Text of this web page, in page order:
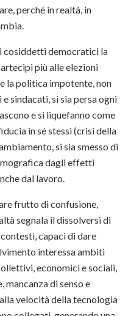
perché in realtà, in
cosiddetti democratici la
più alle elezioni
la politica impotente, non
sindacati, si sia persa ogni
e si liquefanno come
in sé stessi (crisi della
si sia smesso di
dagli effetti
dal lavoro.
frutto di confusione,
segnala il dissolversi di
capaci di dare
interessa ambiti
economici e sociali,
mancanza di senso e
velocità della tecnologia